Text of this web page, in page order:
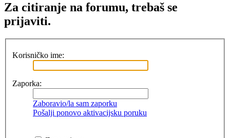
Za citiranje na forumu, trebaš se
prijaviti.
Korisničko ime:
Zaporka:
Zaboravio/la sam zaporku
Pošalji ponovo aktivacijsku poruku